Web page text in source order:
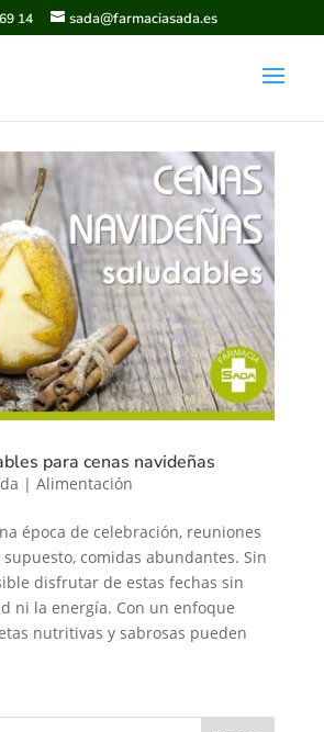
14 sada@farmaciasada.es
para cenas navideñas
| Alimentación
época de celebración, reuniones
comidas abundantes. Sin
disfrutar de estas fechas sin
ni la energía. Con un enfoque
nutritivas y sabrosas pueden